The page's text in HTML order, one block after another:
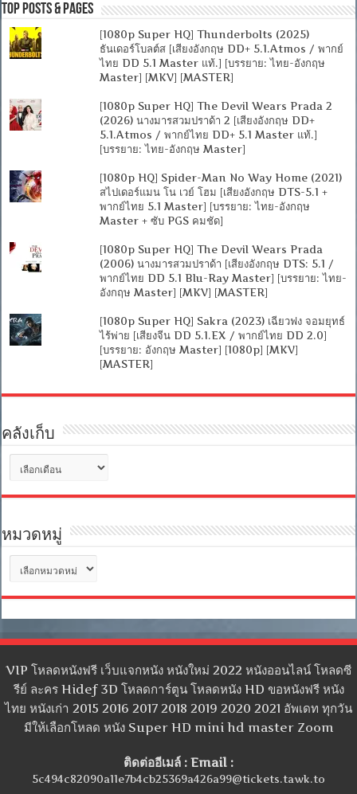
Top Posts & Pages
[1080p Super HQ] Thunderbolts (2025)
ธันเดอร์โบลต์ส [เสียงอังกฤษ DD+ 5.1.Atmos / พากย์
ไทย DD 5.1 Master แท้.] [บรรยาย: ไทย-อังกฤษ
Master] [MKV] [MASTER]
[1080p Super HQ] The Devil Wears Prada 2
(2026) นางมารสวมปราด้า 2 [เสียงอังกฤษ DD+
5.1.Atmos / พากย์ไทย DD+ 5.1 Master แท้.]
[บรรยาย: ไทย-อังกฤษ Master]
[1080p HQ] Spider-Man No Way Home (2021)
สไปเดอร์แมน โน เวย์ โฮม [เสียงอังกฤษ DTS-5.1 +
พากย์ไทย 5.1 Master] [บรรยาย: ไทย-อังกฤษ
Master + ซับ PGS คมชัด]
[1080p Super HQ] The Devil Wears Prada
(2006) นางมารสวมปราด้า [เสียงอังกฤษ DTS: 5.1 /
พากย์ไทย DD 5.1 Blu-Ray Master] [บรรยาย: ไทย-
อังกฤษ Master] [MKV] [MASTER]
[1080p Super HQ] Sakra (2023) เฉียวฟง จอมยุทธ์
ไร้พ่าย [เสียงจีน DD 5.1.EX / พากย์ไทย DD 2.0]
[บรรยาย: อังกฤษ Master] [1080p] [MKV]
[MASTER]
คลังเก็บ
เก็บ
หมวดหมู่
หมู่
VIP โหลดหนังฟรี เว็บแจกหนัง หนังใหม่ 2022 หนังออนไลน์ โหลดซี
รีย์ ละคร Hidef 3D โหลดการ์ตูน โหลดหนัง HD ขอหนังฟรี หนัง
ไทย หนังเก่า 2015 2016 2017 2018 2019 2020 2021 อัพเดท ทุกวัน
มีให้เลือกโหลด หนัง Super HD mini hd master Zoom
ติดต่ออีเมล์ : Email :
5c494c82090a11e7b4cb25369a426a99@tickets.tawk.to